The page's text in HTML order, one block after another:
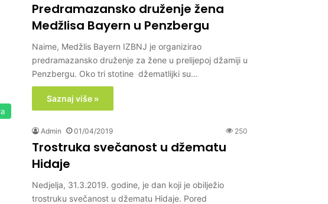
Predramazansko druženje žena
Medžlisa Bayern u Penzbergu
Naime, Medžlis Bayern IZBNJ je organizirao
predramazansko druženje za žene u prelijepoj džamiji u
Penzbergu. Oko tri stotine džematlijki su…
Saznaj više »
Admin 01/04/2019 250
Trostruka svečanost u džematu
Hidaje
Nedjelja, 31.3.2019. godine, je dan koji je obilježio
trostruku svečanost u džematu Hidaje. Pored